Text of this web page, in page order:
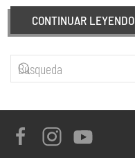
CONTINUAR LEYENDO